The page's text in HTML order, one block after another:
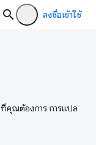
ลงชื่อเข้าใช้
ที่คุณต้องการ การแปล